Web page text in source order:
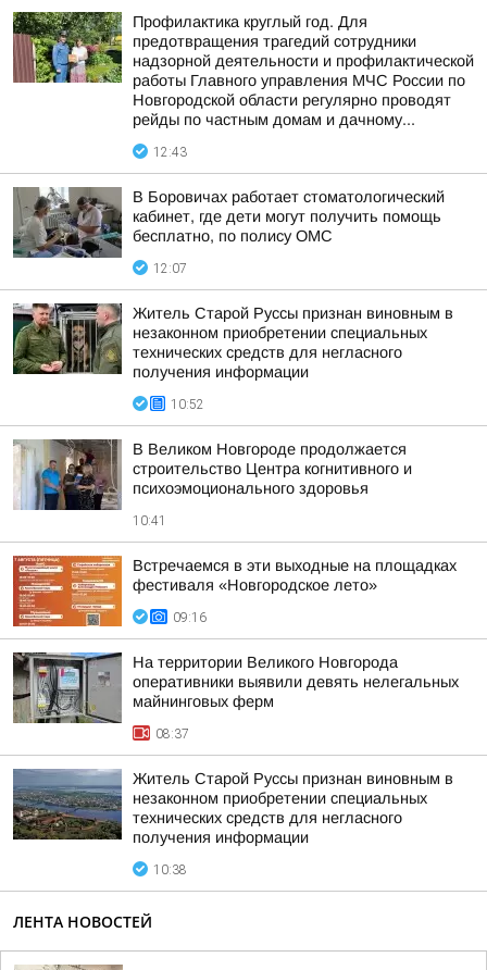
Профилактика круглый год. Для
предотвращения трагедий сотрудники
надзорной деятельности и профилактической
работы Главного управления МЧС России по
Новгородской области регулярно проводят
рейды по частным домам и дачному...
12:43
В Боровичах работает стоматологический
кабинет, где дети могут получить помощь
бесплатно, по полису ОМС
12:07
Житель Старой Руссы признан виновным в
незаконном приобретении специальных
технических средств для негласного
получения информации
10:52
В Великом Новгороде продолжается
строительство Центра когнитивного и
психоэмоционального здоровья
10:41
Встречаемся в эти выходные на площадках
фестиваля «Новгородское лето»
09:16
На территории Великого Новгорода
оперативники выявили девять нелегальных
майнинговых ферм
08:37
Житель Старой Руссы признан виновным в
незаконном приобретении специальных
технических средств для негласного
получения информации
10:38
ЛЕНТА НОВОСТЕЙ